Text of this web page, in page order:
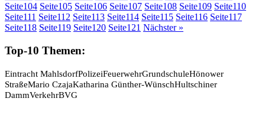
Seite104 Seite105 Seite106 Seite107 Seite108 Seite109 Seite110
Seite111 Seite112 Seite113 Seite114 Seite115 Seite116 Seite117
Seite118 Seite119 Seite120 Seite121 Nächster »
Top-10 Themen:
Eintracht MahlsdorfPolizeiFeuerwehrGrundschuleHönower
StraßeMario CzajaKatharina Günther-WünschHultschiner
DammVerkehrBVG